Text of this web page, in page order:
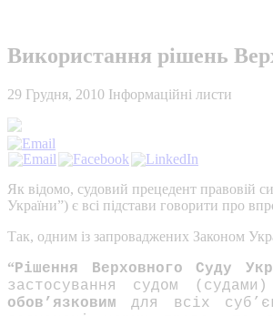
Використання рішень
29 Грудня, 2010 Інформаційні листи
Як відомо, судовий прецедент правовій
України”) є всі підстави говорити про
Так, одним із запроваджених Законом
“Рішення Верховного Суду
застосування судом
обов’язковим для всіх